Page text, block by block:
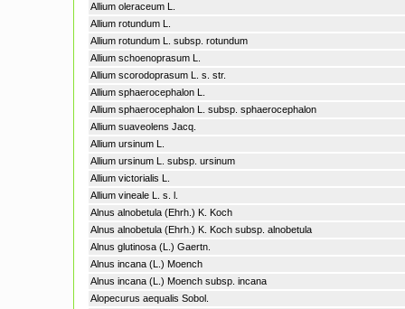
Allium oleraceum L.
Allium rotundum L.
Allium rotundum L. subsp. rotundum
Allium schoenoprasum L.
Allium scorodoprasum L. s. str.
Allium sphaerocephalon L.
Allium sphaerocephalon L. subsp. sphaerocephalon
Allium suaveolens Jacq.
Allium ursinum L.
Allium ursinum L. subsp. ursinum
Allium victorialis L.
Allium vineale L. s. l.
Alnus alnobetula (Ehrh.) K. Koch
Alnus alnobetula (Ehrh.) K. Koch subsp. alnobetula
Alnus glutinosa (L.) Gaertn.
Alnus incana (L.) Moench
Alnus incana (L.) Moench subsp. incana
Alopecurus aequalis Sobol.